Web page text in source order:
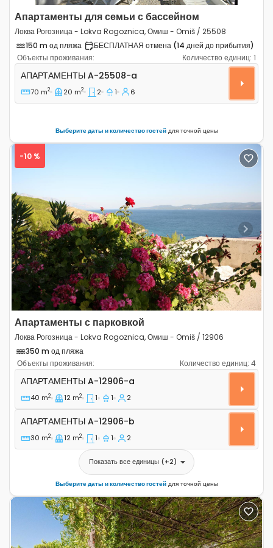
Апартаменты для семьи с бассейном
Локва Рогозница - Lokva Rogoznica, Омиш - Omiš / 25508
150 m од пляжа
БЕСПЛАТНАЯ отмена (14 дней до прибытия)
Объекты проживания:
Количество единиц: 1
Двухкомнатные апартаменты Локва Рогозница -
АПАРТАМЕНТЫ A-25508-a
70 m2 20 m2 2 1 6
Выберите даты и количество гостейдля точной цены
Previous Next
-10 %
Апартаменты с парковкой
Локва Рогозница - Lokva Rogoznica, Омиш - Omiš / 12906
350 m од пляжа
Объекты проживания:
Количество единиц: 4
Однокомнатные апартаменты Локва Рогозница -
АПАРТАМЕНТЫ A-12906-a
40 m2 12 m2 1 1 2
Апартаменты A-12906-b
АПАРТАМЕНТЫ A-12906-b
30 m2 12 m2 1 1 2
Показать все единицы (+2)
Выберите даты и количество гостейдля точной цены